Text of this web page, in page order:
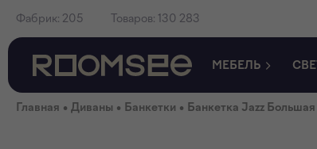
Фабрик: 205 Товаров: 130 283
МЕБЕЛЬ
Главная • Диваны • Банкетки • Банкетка Jazz